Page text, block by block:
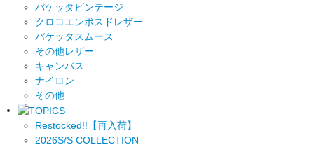
バケッタビンテージ
クロコエンボスドレザー
バケッタスムース
その他レザー
キャンバス
ナイロン
その他
Restocked!!【再入荷】
2026S/S COLLECTION